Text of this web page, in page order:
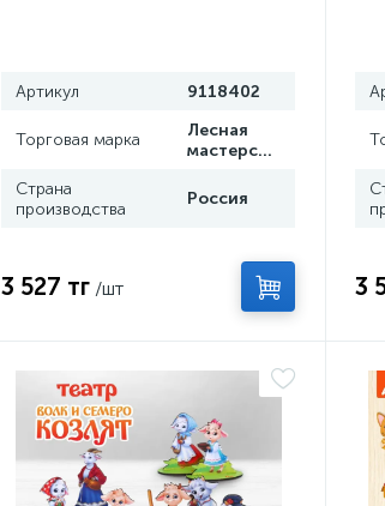
Артикул 9118402
Торговая марка
Лесная
мастерская
Страна
производства
Россия
3 527 тг /шт 3